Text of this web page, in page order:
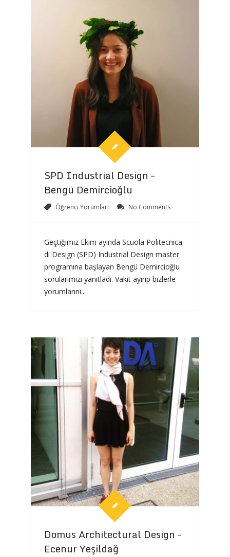
SPD Industrial Design –
Bengü Demircioğlu
Öğrenci Yorumları No Comments
Geçtiğimiz Ekim ayında Scuola Politecnica
di Design (SPD) Industrial Design master
programına başlayan Bengü Demircioğlu
sorularımızı yanıtladı. Vakit ayırıp bizlerle
yorumlarını...
Domus Architectural Design –
Ecenur Yeşildağ